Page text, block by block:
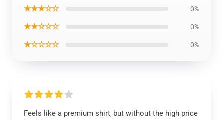
★★★☆☆ 0%
★★☆☆☆ 0%
★☆☆☆☆ 0%
Feels like a premium shirt, but without the high price